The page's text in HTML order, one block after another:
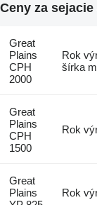
Ceny za
Great
Plains
CPH
2000
Rok
šírka
Great
Plains
CPH
1500
Rok
Great
Plains
Rok